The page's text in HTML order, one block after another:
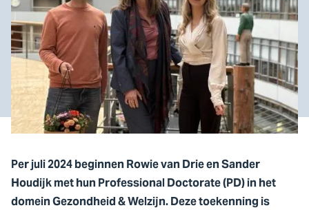
Per juli 2024 beginnen Rowie van Drie en Sander
Houdijk met hun Professional Doctorate (PD) in het
domein Gezondheid & Welzijn. Deze toekenning is